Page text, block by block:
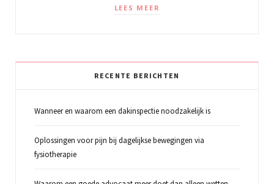
LEES MEER
RECENTE BERICHTEN
Wanneer en waarom een dakinspectie noodzakelijk is
Oplossingen voor pijn bij dagelijkse bewegingen via
fysiotherapie